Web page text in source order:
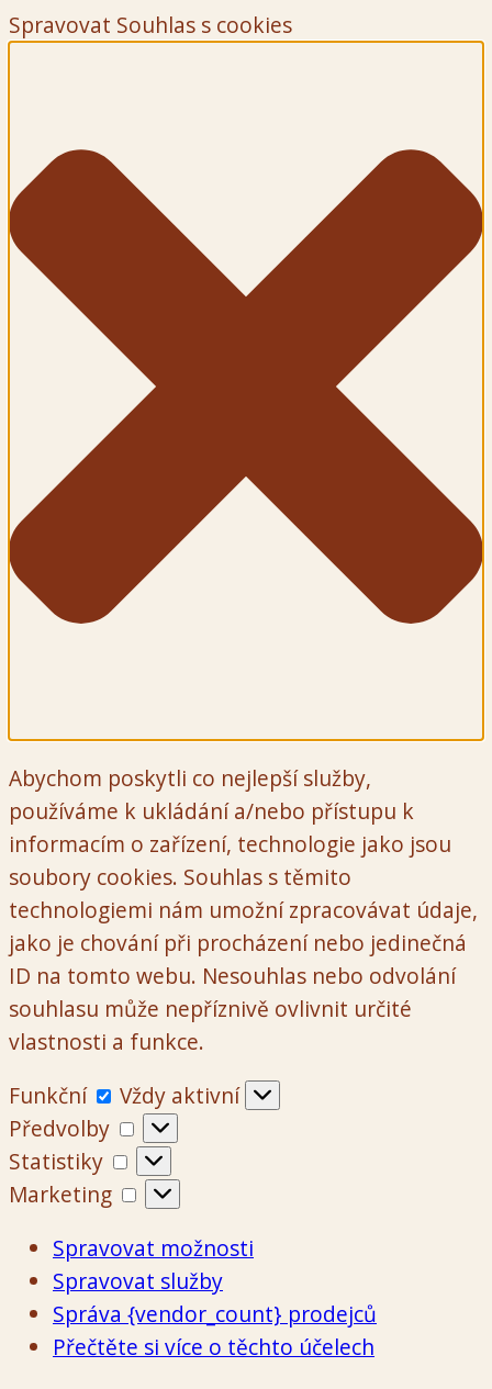
Spravovat Souhlas s cookies
Abychom poskytli co nejlepší služby,
používáme k ukládání a/nebo přístupu k
informacím o zařízení, technologie jako jsou
soubory cookies. Souhlas s těmito
technologiemi nám umožní zpracovávat údaje,
jako je chování při procházení nebo jedinečná
ID na tomto webu. Nesouhlas nebo odvolání
souhlasu může nepříznivě ovlivnit určité
vlastnosti a funkce.
Funkční
Funkční
Vždy aktivní
Předvolby
Předvolby
Statistiky
Statistiky
Marketing
Marketing
Spravovat možnosti
Spravovat služby
Správa {vendor_count} prodejců
Přečtěte si více o těchto účelech